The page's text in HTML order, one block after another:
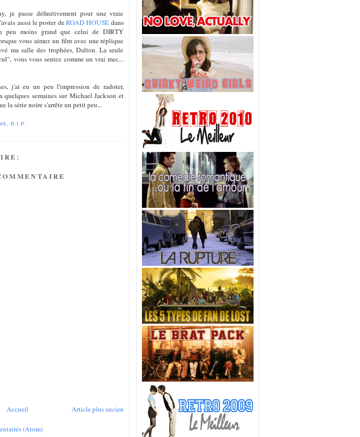
je passe définitivement pour une vraie
aussi le poster deROAD HOUSE dans
peu moins grand que celui de DIRTY
vous aimez un film avec une réplique
ma salle des trophées, Dalton. La seule
vous vous sentez comme un vrai mec...
j'ai eu un peu l'impression de radoter,
semaines sur Michael Jackson et
la série noire s'arrête un petit peu...
R.I.P.
Article plus ancien
Accueil
(Atom)